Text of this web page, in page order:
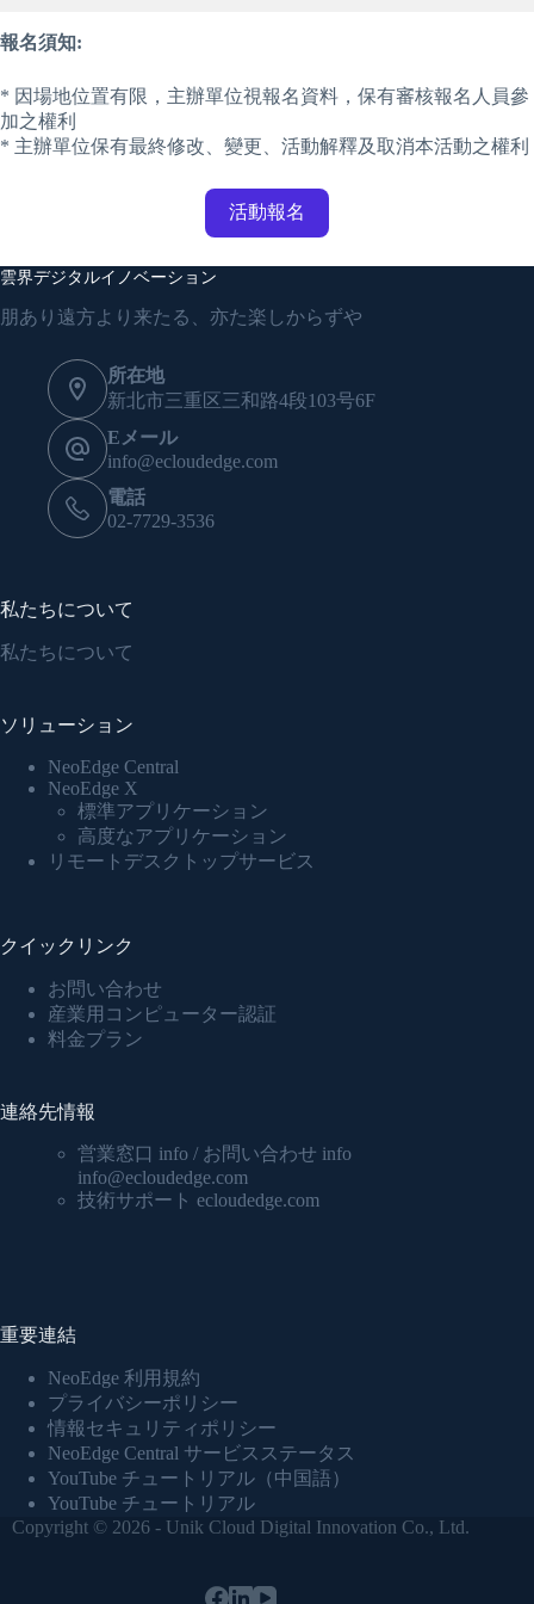
報名須知:
* 因場地位置有限，主辦單位視報名資料，保有審核報名人員參
加之權利
* 主辦單位保有最終修改、變更、活動解釋及取消本活動之權利
活動報名
雲界デジタルイノベーション
朋あり遠方より来たる、亦た楽しからずや
所在地
新北市三重区三和路4段103号6F
Eメール
info@ecloudedge.com
電話
02-7729-3536
私たちについて
私たちについて
ソリューション
NeoEdge Central
NeoEdge X
標準アプリケーション
高度なアプリケーション
リモートデスクトップサービス
クイックリンク
お問い合わせ
産業用コンピューター認証
料金プラン
連絡先情報
営業窓口 info / お問い合わせ info
info@ecloudedge.com
技術サポート ecloudedge.com
重要連結
NeoEdge 利用規約
プライバシーポリシー
情報セキュリティポリシー
NeoEdge Central サービスステータス
YouTube チュートリアル（中国語）
YouTube チュートリアル
Copyright © 2026 - Unik Cloud Digital Innovation Co., Ltd.